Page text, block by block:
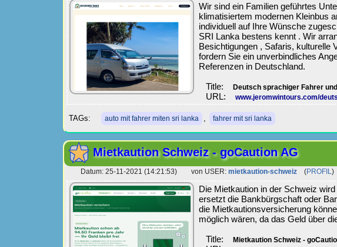
Wir sind ein Familien geführtes
klimatisiertem modernen Kleinbus
individuell auf Ihre Wünsche
SRI Lanka bestens kennt . Wir
Besichtigungen , Safaris, kulturelle
fordern Sie ein unverbindliches
Referenzen in Deutschland.
Title:Deutsch sprachiger Fahrer
URL:www.jeromwintours.com/
TAGs: auto mit fahrer miten sri lanka fahrer mit sri lanka
Mietkaution Schweiz - goCaution AG
Datum: 25-11-2021 (14:21:53) von USER: mietkaution-schweiz (PROFIL)
Die Mietkaution in der Schweiz
ersetzt die Bankbürgschaft oder
die Mietkautionsversicherung
möglich wären, da das Geld über
Title:Mietkaution Schweiz -